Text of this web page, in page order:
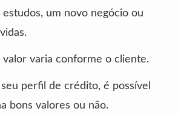
um novo negócio ou
valor varia conforme o cliente.
perfil de crédito, é possível
bons valores ou não.